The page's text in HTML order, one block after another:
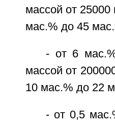
массой от 25000
мас.% до 45
- от 6
массой от
10 мас.% до 22
- от 0,5